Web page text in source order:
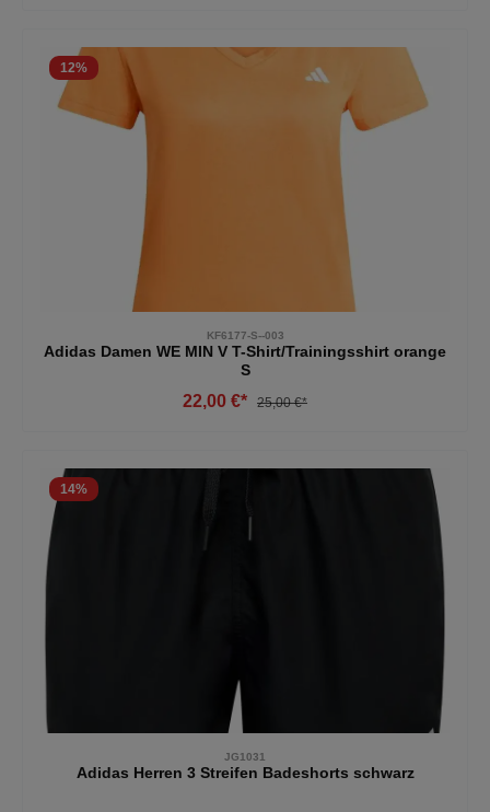
12%
KF6177-S--003
Adidas Damen WE MIN V T-Shirt/Trainingsshirt orange
S
22,00 €* 25,00 €*
14%
JG1031
Adidas Herren 3 Streifen Badeshorts schwarz